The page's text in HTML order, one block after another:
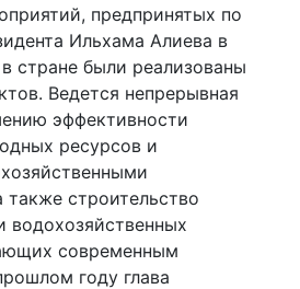
предпринятых по
Ильхама Алиева в
стране были реализованы
Ведется непрерывная
эффективности
ресурсов и
строительство
водохозяйственных
современным
году глава